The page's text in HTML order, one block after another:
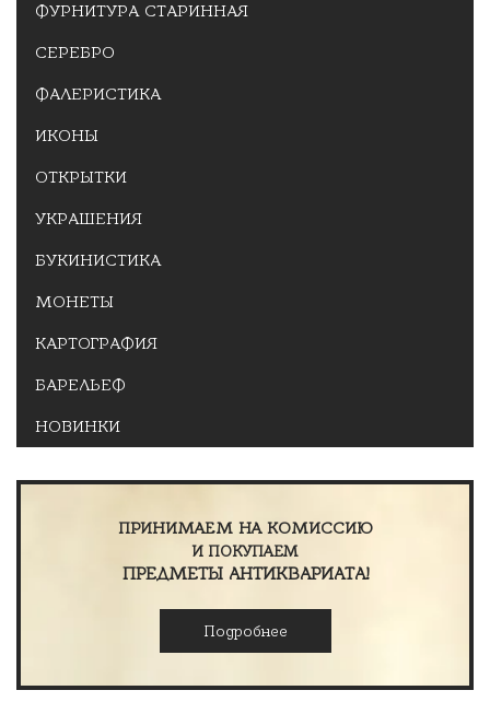
ФУРНИТУРА СТАРИННАЯ
СЕРЕБРО
ФАЛЕРИСТИКА
ИКОНЫ
ОТКРЫТКИ
УКРАШЕНИЯ
БУКИНИСТИКА
МОНЕТЫ
КАРТОГРАФИЯ
БАРЕЛЬЕФ
НОВИНКИ
ПРИНИМАЕМ НА КОМИССИЮ
И ПОКУПАЕМ
ПРЕДМЕТЫ АНТИКВАРИАТА!
Подробнее